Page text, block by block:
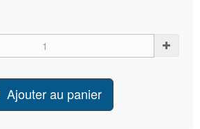
Ajouter au panier